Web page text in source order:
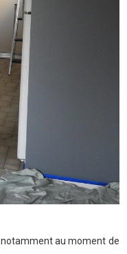
notamment au moment de